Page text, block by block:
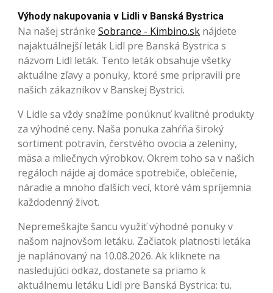
Výhody nakupovania v Lidli v Banská Bystrica
Na našej stránke Sobrance - Kimbino.sk nájdete
najaktuálnejší leták Lidl pre Banská Bystrica s
názvom Lidl leták. Tento leták obsahuje všetky
aktuálne zľavy a ponuky, ktoré sme pripravili pre
našich zákazníkov v Banskej Bystrici.
V Lidle sa vždy snažíme ponúknuť kvalitné produkty
za výhodné ceny. Naša ponuka zahŕňa široký
sortiment potravín, čerstvého ovocia a zeleniny,
mäsa a mliečnych výrobkov. Okrem toho sa v našich
regáloch nájde aj domáce spotrebiče, oblečenie,
náradie a mnoho ďalších vecí, ktoré vám spríjemnia
každodenný život.
Nepremeškajte šancu využiť výhodné ponuky v
našom najnovšom letáku. Začiatok platnosti letáka
je naplánovaný na 10.08.2026. Ak kliknete na
nasledujúci odkaz, dostanete sa priamo k
aktuálnemu letáku Lidl pre Banská Bystrica: tu.